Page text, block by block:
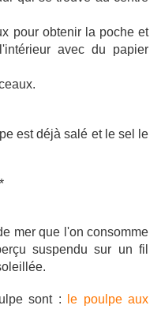
pour obtenir la poche et
avec du papier
est déjà salé et le sel le
mer que l'on consomme
suspendu sur un fil
sont :
le poulpe aux